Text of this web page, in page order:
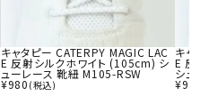
キャタピー CATERPY MAGIC LAC
E 反射シルクホワイト (105cm) シ
ューレース 靴紐 M105-RSW
¥980 (税込)
キャ
E 反
シュ
¥980